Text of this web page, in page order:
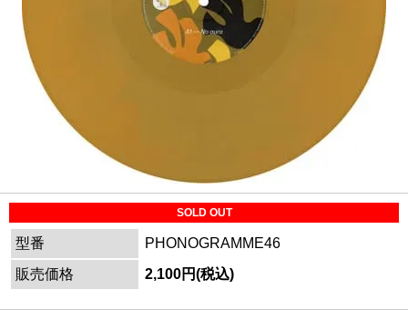
SOLD OUT
型番
PHONOGRAMME46
販売価格
2,100円(税込)